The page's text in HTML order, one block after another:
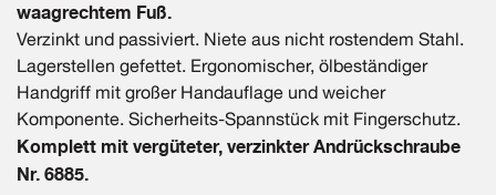
waagrechtem Fuß.
Verzinkt und passiviert. Niete aus nicht rostendem Stahl.
Lagerstellen gefettet. Ergonomischer, ölbeständiger
Handgriff mit großer Handauflage und weicher
Komponente. Sicherheits-Spannstück mit Fingerschutz.
Komplett mit vergüteter, verzinkter Andrückschraube
Nr. 6885.